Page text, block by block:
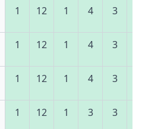
1 12 1 4 3
1 12 1 4 3
1 12 1 4 3
1 12 1 3 3